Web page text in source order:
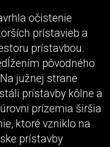
očistenie
prístavieb a
prístavbou.
pôvodného
južnej strane
prístavby kôlne a
prízemia širšia
ktoré vzniklo na
prístavby